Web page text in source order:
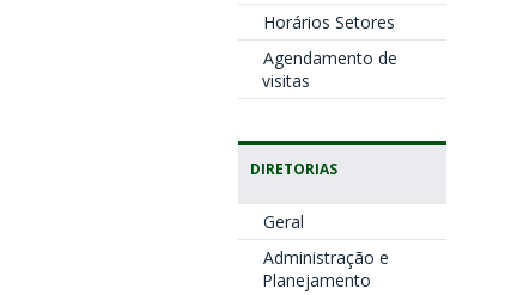
Horários Setores
Agendamento de
visitas
DIRETORIAS
Geral
Administração e
Planejamento